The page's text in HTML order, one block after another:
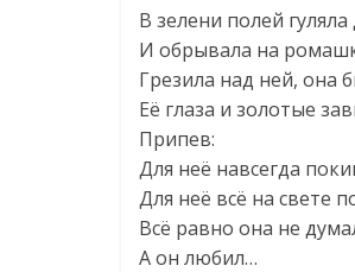
В зелени полей
И обрывала на
Грезила над ней, она
Её глаза и золотые
Припев:
Для неё навсегда
Для неё всё на свете
Всё равно она не
А он любил…